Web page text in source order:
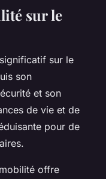
sur le
sur le
son
et son
de vie et de
pour de
offre